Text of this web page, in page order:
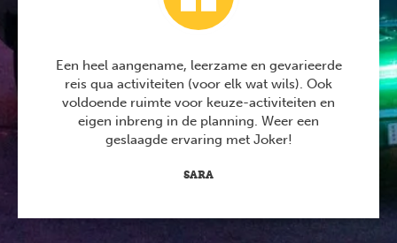
Een heel aangename, leerzame en gevarieerde
reis qua activiteiten (voor elk wat wils). Ook
voldoende ruimte voor keuze-activiteiten en
eigen inbreng in de planning. Weer een
geslaagde ervaring met Joker!
SARA